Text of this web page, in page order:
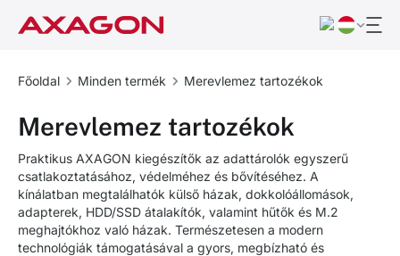
Főoldal Minden termék Merevlemez tartozékok
Merevlemez tartozékok
Praktikus AXAGON kiegészítők az adattárolók egyszerű
csatlakoztatásához, védelméhez és bővítéséhez. A
kínálatban megtalálhatók külső házak, dokkolóállomások,
adapterek, HDD/SSD átalakítók, valamint hűtők és M.2
meghajtókhoz való házak. Természetesen a modern
technológiák támogatásával a gyors, megbízható és